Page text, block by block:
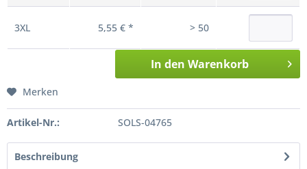
3XL 5,55 € * > 50
In den Warenkorb
Merken
Artikel-Nr.: SOLS-04765
Beschreibung